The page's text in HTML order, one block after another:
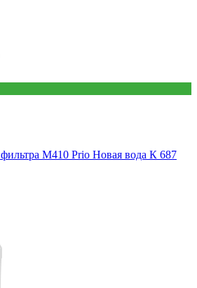
М410 Prio Новая вода К 687